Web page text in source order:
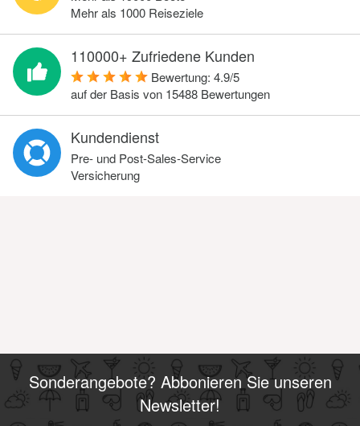
Mehr als 1000 Reiseziele
110000+ Zufriedene Kunden
Bewertung: 4.9/5
auf der Basis von 15488 Bewertungen
Kundendienst
Pre- und Post-Sales-Service
Versicherung
Sonderangebote? Abbonieren Sie unseren
Newsletter!